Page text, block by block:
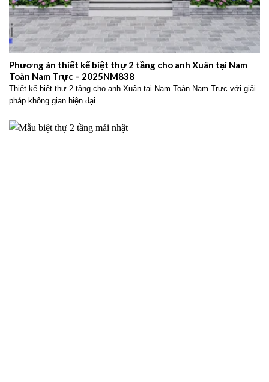
Phương án thiết kế biệt thự 2 tầng cho anh Xuân tại Nam
Toàn Nam Trực – 2025NM838
Thiết kế biệt thự 2 tầng cho anh Xuân tại Nam Toàn Nam Trực với giải
pháp không gian hiện đại